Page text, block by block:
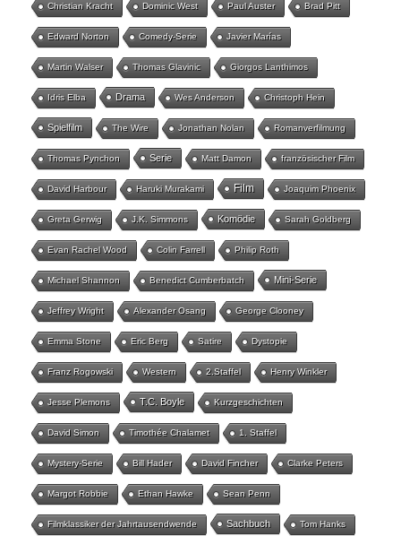
Christian Kracht Dominic West Paul Auster Brad Pitt
Edward Norton Comedy-Serie Javier Marías
Martin Walser Thomas Glavinic Giorgos Lanthimos
Idris Elba Drama Wes Anderson Christoph Hein
Spielfilm The Wire Jonathan Nolan Romanverfilmung
Thomas Pynchon Serie Matt Damon französischer Film
David Harbour Haruki Murakami Film Joaquim Phoenix
Greta Gerwig J.K. Simmons Komödie Sarah Goldberg
Evan Rachel Wood Colin Farrell Philip Roth
Michael Shannon Benedict Cumberbatch Mini-Serie
Jeffrey Wright Alexander Osang George Clooney
Emma Stone Eric Berg Satire Dystopie
Franz Rogowski Western 2.Staffel Henry Winkler
Jesse Plemons T.C. Boyle Kurzgeschichten
David Simon Timothée Chalamet 1. Staffel
Mystery-Serie Bill Hader David Fincher Clarke Peters
Margot Robbie Ethan Hawke Sean Penn
Filmklassiker der Jahrtausendwende Sachbuch Tom Hanks